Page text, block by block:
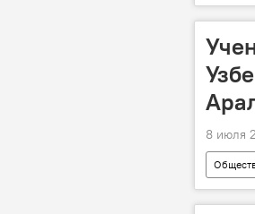
США
8 июля